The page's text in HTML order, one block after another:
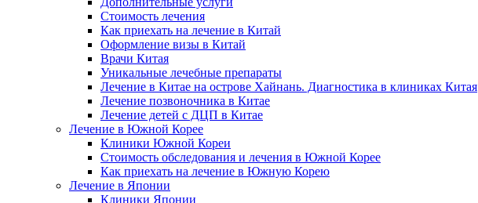
Стоимость лечения
Как приехать на лечение в Китай
Оформление визы в Китай
Врачи Китая
Уникальные лечебные препараты
Лечение в Китае на острове Хайнань. Диагностика в клиниках Китая
Лечение позвоночника в Китае
Лечение детей с ДЦП в Китае
Лечение в Южной Корее
Клиники Южной Кореи
Стоимость обследования и лечения в Южной Корее
Как приехать на лечение в Южную Корею
Лечение в Японии
Клиники Японии